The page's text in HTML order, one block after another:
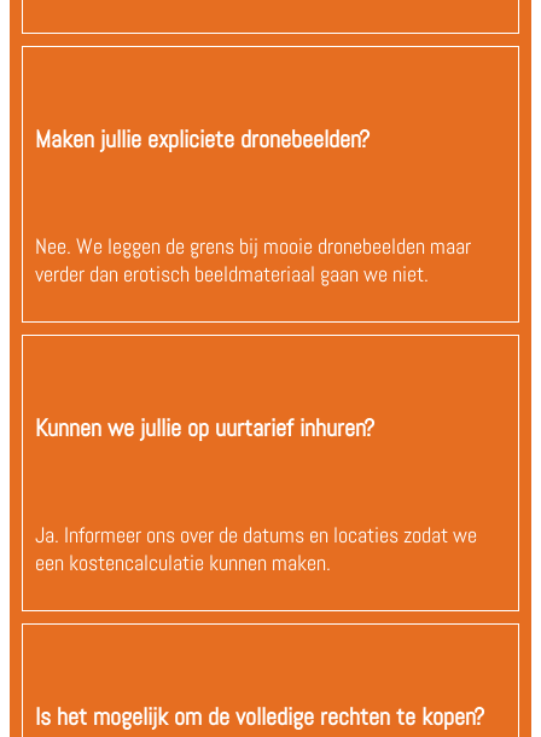
Maken jullie expliciete dronebeelden?
Nee. We leggen de grens bij mooie dronebeelden maar
verder dan erotisch beeldmateriaal gaan we niet.
Kunnen we jullie op uurtarief inhuren?
Ja. Informeer ons over de datums en locaties zodat we
een kostencalculatie kunnen maken.
Is het mogelijk om de volledige rechten te kopen?